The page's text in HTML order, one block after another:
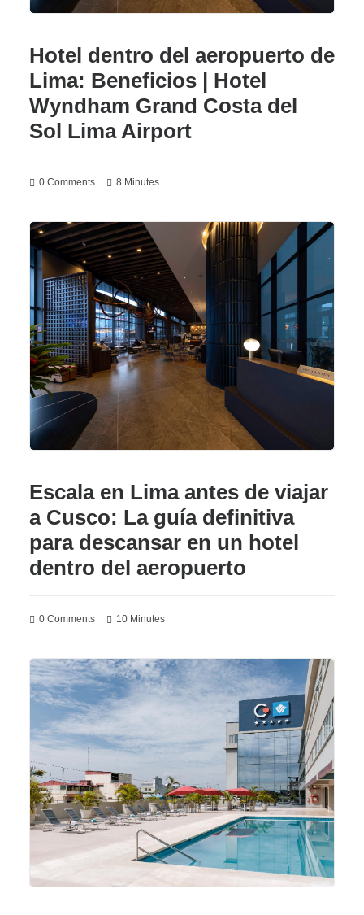
Hotel dentro del aeropuerto de
Lima: Beneficios | Hotel
Wyndham Grand Costa del
Sol Lima Airport
0 Comments 8 Minutes
Escala en Lima antes de viajar
a Cusco: La guía definitiva
para descansar en un hotel
dentro del aeropuerto
0 Comments 10 Minutes